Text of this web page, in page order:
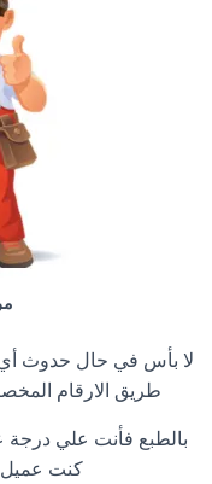
لا بأس في حال حدوث
طريق الارقام
بالطبع فأنت علي درجة
كنت